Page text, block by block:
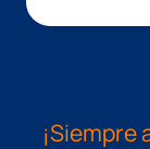
¡Siempre